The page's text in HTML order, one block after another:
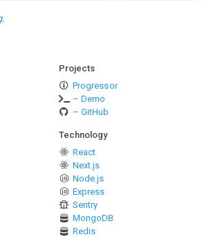
.
Projects
Progressor
– Demo
– GitHub
Technology
React
Next.js
Node.js
Express
Sentry
MongoDB
Redis